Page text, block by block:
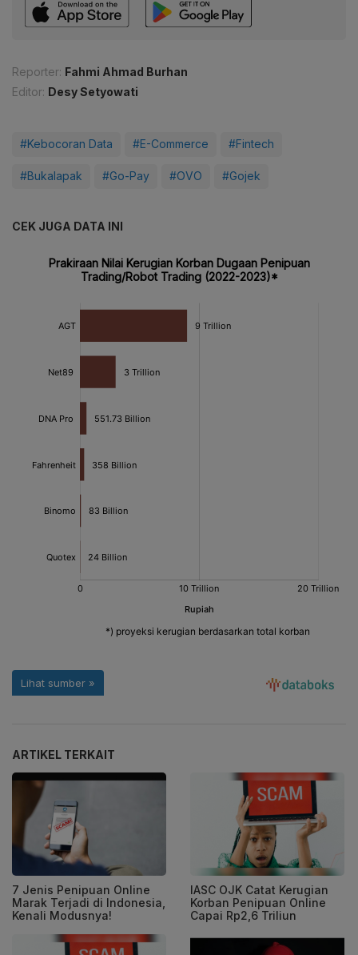
Reporter: Fahmi Ahmad Burhan
Editor: Desy Setyowati
#Kebocoran Data #E-Commerce #Fintech
#Bukalapak #Go-Pay #OVO #Gojek
CEK JUGA DATA INI
ARTIKEL TERKAIT
7 Jenis Penipuan Online
Marak Terjadi di Indonesia,
Kenali Modusnya!
IASC OJK Catat Kerugian
Korban Penipuan Online
Capai Rp2,6 Triliun